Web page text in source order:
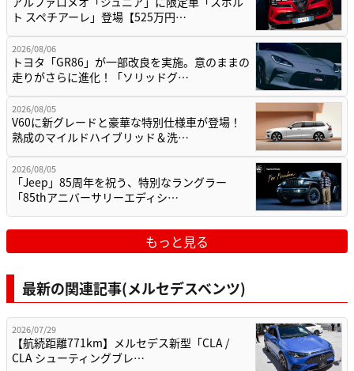
ト スペチアーレ」登場【525万円…
2026/08/06
トヨタ「GR86」が一部改良を実施。意のままの
走りがさらに進化！「ソリッドグ…
2026/08/05
V60に新グレードと豪華な特別仕様車が登場！
熟成のマイルドハイブリッド＆洗…
2026/08/05
「Jeep」85周年を祝う、特別なラングラー
「85thアニバーサリーエディシ…
もっと見る
最新の関連記事(メルセデスベンツ)
2026/07/29
【航続距離771km】メルセデス新型「CLA /
CLA シューティングブレ…